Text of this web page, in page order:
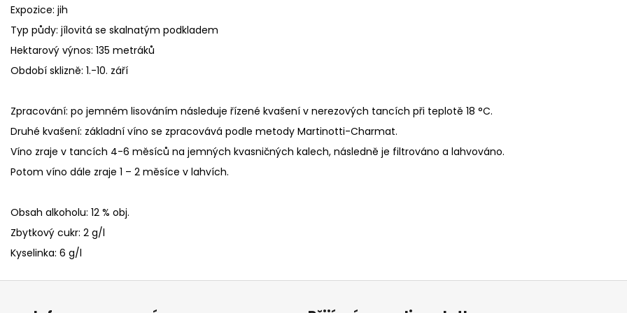
Expozice: jih
Typ půdy: jílovitá se skalnatým podkladem
Hektarový výnos: 135 metráků
Období sklizně: 1.-10. září
Zpracování: po jemném lisováním následuje řízené kvašení v nerezových tancích při teplotě 18 °C.
Druhé kvašení: základní víno se zpracovává podle metody Martinotti-Charmat.
Víno zraje v tancích 4-6 měsíců na jemných kvasničných kalech, následně je filtrováno a lahvováno.
Potom víno dále zraje 1 – 2 měsíce v lahvích.
Obsah alkoholu: 12 % obj.
Zbytkový cukr: 2 g/l
Kyselinka: 6 g/l